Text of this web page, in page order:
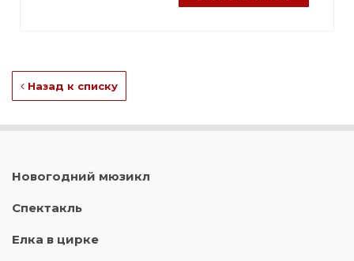
Назад к списку
Новогодний мюзикл
Спектакль
Елка в цирке